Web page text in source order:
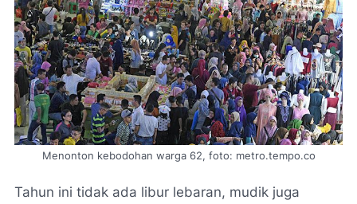
Menonton kebodohan warga 62, foto: metro.tempo.co
Tahun ini tidak ada libur lebaran, mudik juga